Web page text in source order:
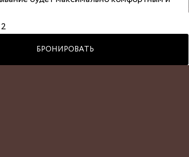
2
БРОНИРОВАТЬ